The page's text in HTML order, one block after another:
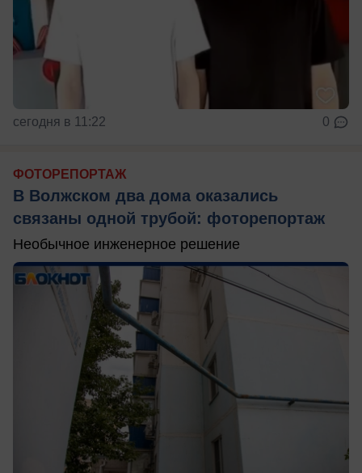
сегодня в 11:22 0
ФОТОРЕПОРТАЖ
В Волжском два дома оказались
связаны одной трубой: фоторепортаж
Необычное инженерное решение